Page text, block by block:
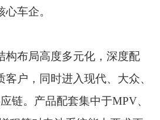
车企。
构布局高度多元化，深度配
户，同时进入现代、大众、
链。产品配套集中于MPV、